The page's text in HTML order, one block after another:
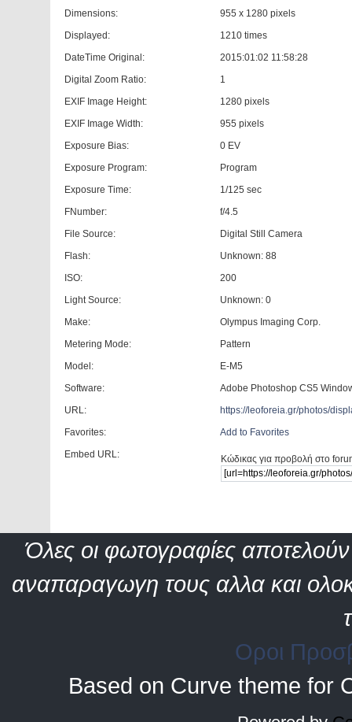
Dimensions:
955 x 1280 pixels
Displayed:
1210 times
DateTime Original:
2015:01:02 11:58:28
Digital Zoom Ratio:
1
EXIF Image Height:
1280 pixels
EXIF Image Width:
955 pixels
Exposure Bias:
0 EV
Exposure Program:
Program
Exposure Time:
1/125 sec
FNumber:
f/4.5
File Source:
Digital Still Camera
Flash:
Unknown: 88
ISO:
200
Light Source:
Unknown: 0
Make:
Olympus Imaging Corp.
Metering Mode:
Pattern
Model:
E-M5
Software:
Adobe Photoshop CS5
URL:
https://leoforeia.gr/photos/
Favorites:
Add to Favorites
Embed URL:
Κώδικας για προβολή στο
Όλες οι φωτογραφίες αποτελούν
αναπαραγωγη τους αλλα και
Οροι
Based on Curve theme for